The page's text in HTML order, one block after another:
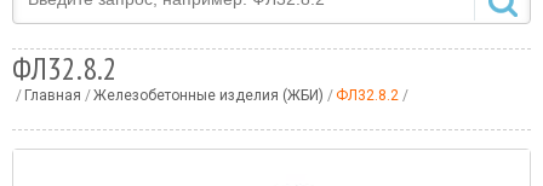
ФЛ32.8.2
Главная Железобетонные изделия (ЖБИ) ФЛ32.8.2